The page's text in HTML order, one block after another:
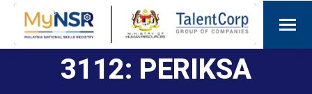
3112: PERIKSA